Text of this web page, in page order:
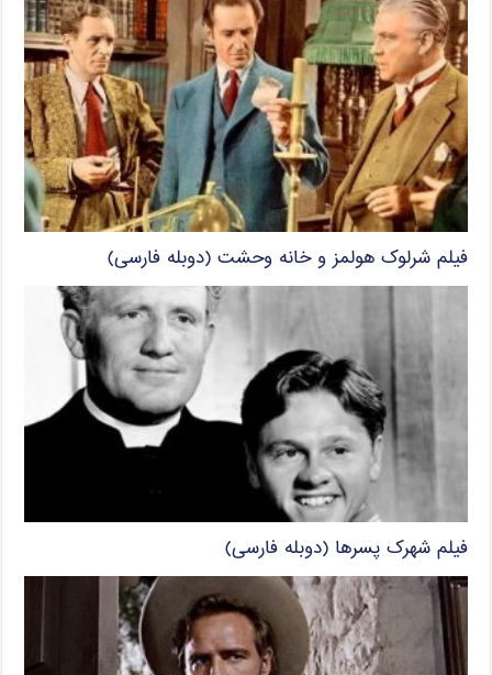
فیلم شرلوک هولمز و خانه وحشت (دوبله فارسی)
فیلم شهرک پسرها (دوبله فارسی)